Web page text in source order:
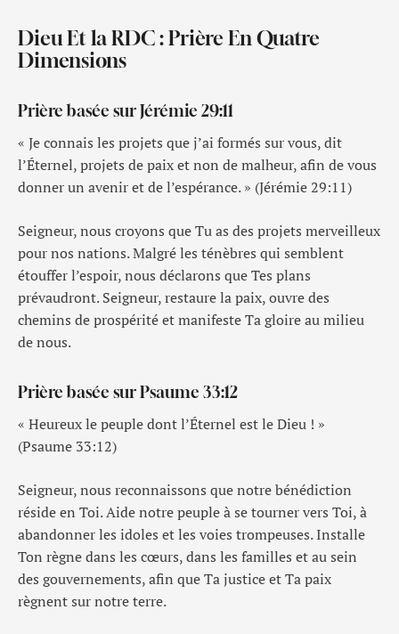
Dieu Et la RDC : Prière En Quatre
Dimensions
Prière basée sur Jérémie 29:11
« Je connais les projets que j’ai formés sur vous, dit
l’Éternel, projets de paix et non de malheur, afin de vous
donner un avenir et de l’espérance. » (Jérémie 29:11)
Seigneur, nous croyons que Tu as des projets merveilleux
pour nos nations. Malgré les ténèbres qui semblent
étouffer l’espoir, nous déclarons que Tes plans
prévaudront. Seigneur, restaure la paix, ouvre des
chemins de prospérité et manifeste Ta gloire au milieu
de nous.
Prière basée sur Psaume 33:12
« Heureux le peuple dont l’Éternel est le Dieu ! »
(Psaume 33:12)
Seigneur, nous reconnaissons que notre bénédiction
réside en Toi. Aide notre peuple à se tourner vers Toi, à
abandonner les idoles et les voies trompeuses. Installe
Ton règne dans les cœurs, dans les familles et au sein
des gouvernements, afin que Ta justice et Ta paix
règnent sur notre terre.